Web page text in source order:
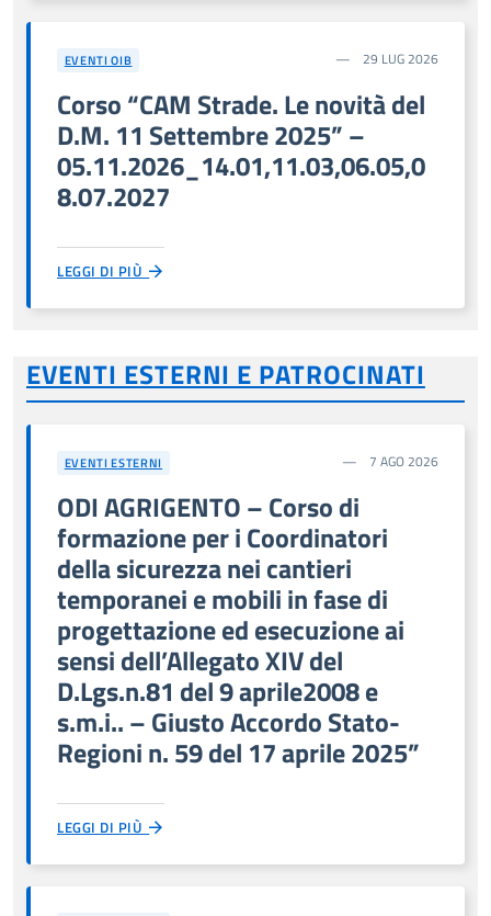
EVENTI OIB 29 LUG 2026
Corso “CAM Strade. Le novità del
D.M. 11 Settembre 2025” –
05.11.2026_14.01,11.03,06.05,0
8.07.2027
LEGGI DI PIÙ
EVENTI ESTERNI E PATROCINATI
EVENTI ESTERNI 7 AGO 2026
ODI AGRIGENTO – Corso di
formazione per i Coordinatori
della sicurezza nei cantieri
temporanei e mobili in fase di
progettazione ed esecuzione ai
sensi dell’Allegato XIV del
D.Lgs.n.81 del 9 aprile2008 e
s.m.i.. – Giusto Accordo Stato-
Regioni n. 59 del 17 aprile 2025”
LEGGI DI PIÙ